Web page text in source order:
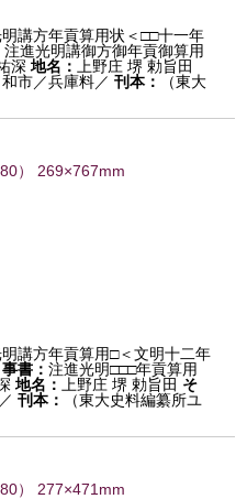
講方年貢算用状＜□□十一年
注進光明講御方御年貢御算用
深 地名：
上野庄 堺 勅旨田
市／兵庫料／刊本：
（東大
） 269×767mm
講方年貢算用□＜文明十二年
事書：注進光明□□□年貢算用
地名： 上野庄 堺 勅旨田 そ
刊本：
（東大史料編纂所ユ
） 277×471mm